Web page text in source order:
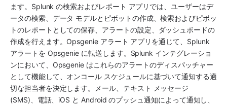
ます。 Splunk の検索およびレポート アプリでは、ユーザーはデ
ータの検索、データ モデルとピボットの作成、検索およびピボッ
トのレポートとしての保存、アラートの設定、ダッシュボードの
作成を行えます。 Opsgenie アラート アプリを通じて、 Splunk
アラートを Opsgenie に転送します。 Splunk インテグレーショ
ンにおいて、 Opsgenie はこれらのアラートのディスパッチャー
として機能して、オンコール スケジュールに基づいて通知する適
切な担当者を決定します。メール、テキスト メッセージ
(SMS)、電話、iOS と Android のプッシュ通知によって通知し、